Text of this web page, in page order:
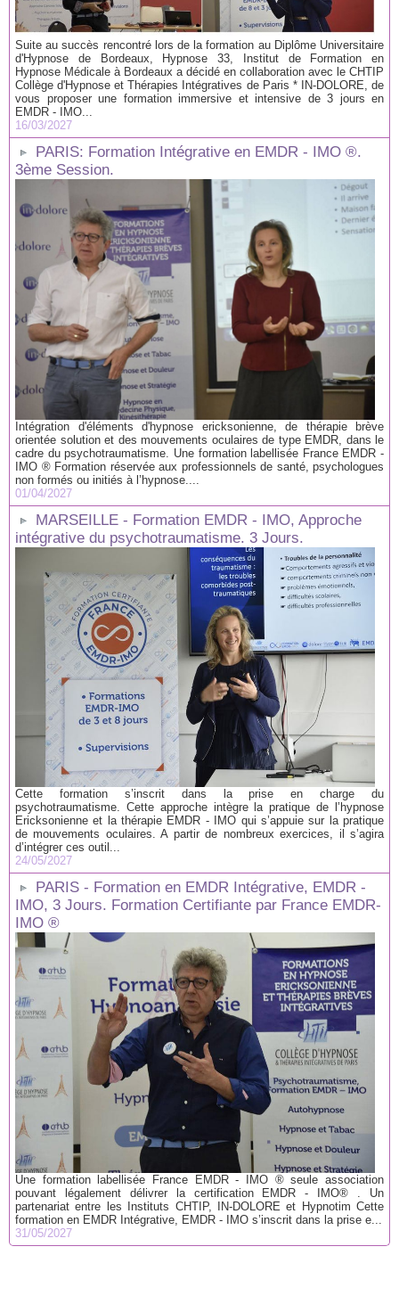
Suite au succès rencontré lors de la formation au Diplôme Universitaire
d'Hypnose de Bordeaux, Hypnose 33, Institut de Formation en
Hypnose Médicale à Bordeaux a décidé en collaboration avec le CHTIP
Collège d'Hypnose et Thérapies Intégratives de Paris * IN-DOLORE, de
vous proposer une formation immersive et intensive de 3 jours en
EMDR - IMO...
16/03/2027
PARIS: Formation Intégrative en EMDR - IMO ®.
3ème Session.
Intégration d'éléments d'hypnose ericksonienne, de thérapie brève
orientée solution et des mouvements oculaires de type EMDR, dans le
cadre du psychotraumatisme. Une formation labellisée France EMDR -
IMO ® Formation réservée aux professionnels de santé, psychologues
non formés ou initiés à l’hypnose....
01/04/2027
MARSEILLE - Formation EMDR - IMO, Approche
intégrative du psychotraumatisme. 3 Jours.
Cette formation s’inscrit dans la prise en charge du
psychotraumatisme. Cette approche intègre la pratique de l’hypnose
Ericksonienne et la thérapie EMDR - IMO qui s’appuie sur la pratique
de mouvements oculaires. A partir de nombreux exercices, il s’agira
d’intégrer ces outil...
24/05/2027
PARIS - Formation en EMDR Intégrative, EMDR -
IMO, 3 Jours. Formation Certifiante par France EMDR-
IMO ®
Une formation labellisée France EMDR - IMO ® seule association
pouvant légalement délivrer la certification EMDR - IMO® . Un
partenariat entre les Instituts CHTIP, IN-DOLORE et Hypnotim Cette
formation en EMDR Intégrative, EMDR - IMO s’inscrit dans la prise e...
31/05/2027